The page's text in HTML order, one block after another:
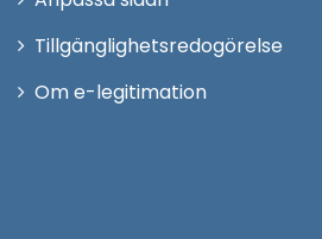
Tillgänglighetsredogörelse
Om e-legitimation